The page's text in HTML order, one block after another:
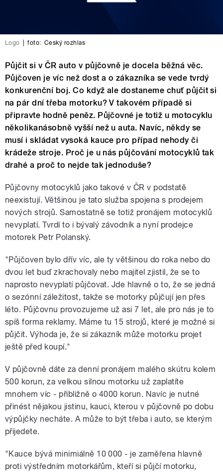
Logo foto: Český rozhlas
Půjčit si v ČR auto v půjčovně je docela běžná věc.
Půjčoven je víc než dost a o zákazníka se vede tvrdý
konkurenční boj. Co když ale dostaneme chuť půjčit si
na pár dní třeba motorku? V takovém případě si
připravte hodně peněz. Půjčovné je totiž u motocyklu
několikanásobně vyšší než u auta. Navíc, někdy se
musí i skládat vysoká kauce pro případ nehody či
krádeže stroje. Proč je u nás půjčování motocyklů tak
drahé a proč to nejde tak jednoduše?
Půjčovny motocyklů jako takové v ČR v podstatě
neexistují. Většinou je tato služba spojena s prodejem
nových strojů. Samostatně se totiž pronájem motocyklů
nevyplatí. Tvrdí to i bývalý závodník a nyní prodejce
motorek Petr Polanský.
"Půjčoven bylo dřív víc, ale ty většinou do roka nebo do
dvou let buď zkrachovaly nebo majitel zjistil, že se to
naprosto nevyplatí půjčovat. Jde hlavně o to, že se jedná
o sezónní záležitost, takže se motorky půjčují jen přes
léto. Půjčovnu provozujeme už asi 7 let, ale pro nás je to
spíš forma reklamy. Máme tu 15 strojů, které je možné si
půjčit. Výhoda je, že si zákazník může motorku projet
ještě před koupí."
V půjčovně dáte za denní pronájem malého skútru kolem
500 korun, za velkou silnou motorku už zaplatíte
mnohem víc - přibližně o 4000 korun. Navíc je nutné
přinést nějakou jistinu, kauci, kterou v půjčovně po dobu
výpůjčky necháte. A může to být třeba i auto, se kterým
přijedete.
"Kauce bývá minimiálně 10 000 - je zaměřena hlavně
proti výstředním motorkářům, kteří si půjčí motorku,